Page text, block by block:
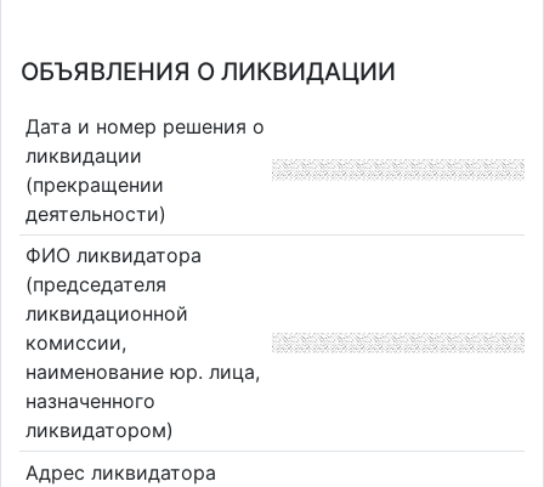
ОБЪЯВЛЕНИЯ О ЛИКВИДАЦИИ
Дата и номер решения о
ликвидации
(прекращении
деятельности)
ФИО ликвидатора
(председателя
ликвидационной
комиссии,
наименование юр. лица,
назначенного
ликвидатором)
Адрес ликвидатора